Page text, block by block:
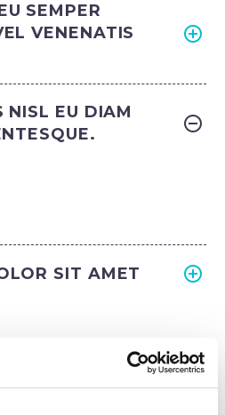
SEMPER
VENENATIS
NISL EU DIAM
SIT AMET
DOLOR SIT AMET